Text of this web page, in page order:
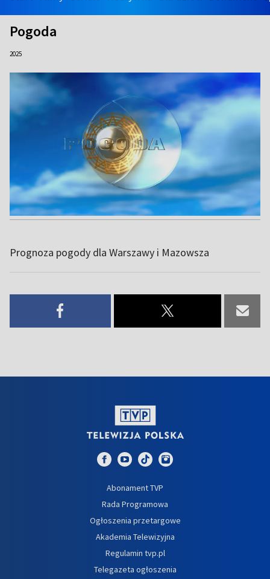
Pogoda
2025
Prognoza pogody dla Warszawy i Mazowsza
Abonament TVP
Rada Programowa
Ogłoszenia przetargowe
Akademia Telewizyjna
Regulamin tvp.pl
Telegazeta ogłoszenia